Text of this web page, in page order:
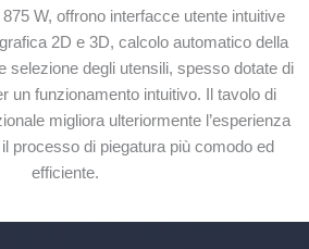
W, offrono interfacce utente intuitive
2D e 3D, calcolo automatico della
selezione degli utensili, spesso dotate di
un funzionamento intuitivo. Il tavolo di
migliora ulteriormente l’esperienza
il processo di piegatura più comodo ed
efficiente.